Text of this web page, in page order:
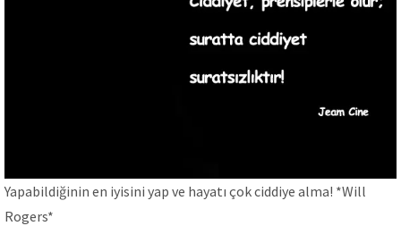
Yapabildiğinin en iyisini yap ve hayatı çok ciddiye alma! *Will
Rogers*